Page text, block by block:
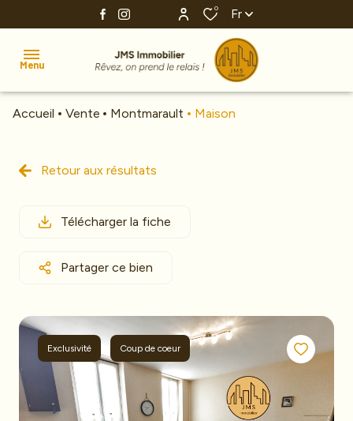
0 Fr
Menu
Ventes
Investissement
Nos
Alerte
e-
mail
Saviez-
Accueil Vente Montmarault Maison
Retour aux résultats
Télécharger la fiche
Partager ce bien
Exclusivité Coup de coeur